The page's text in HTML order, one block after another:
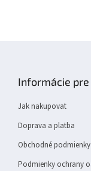
Informácie
Jak nakupovat
Doprava a platba
Obchodné podmienky
Podmienky ochrany